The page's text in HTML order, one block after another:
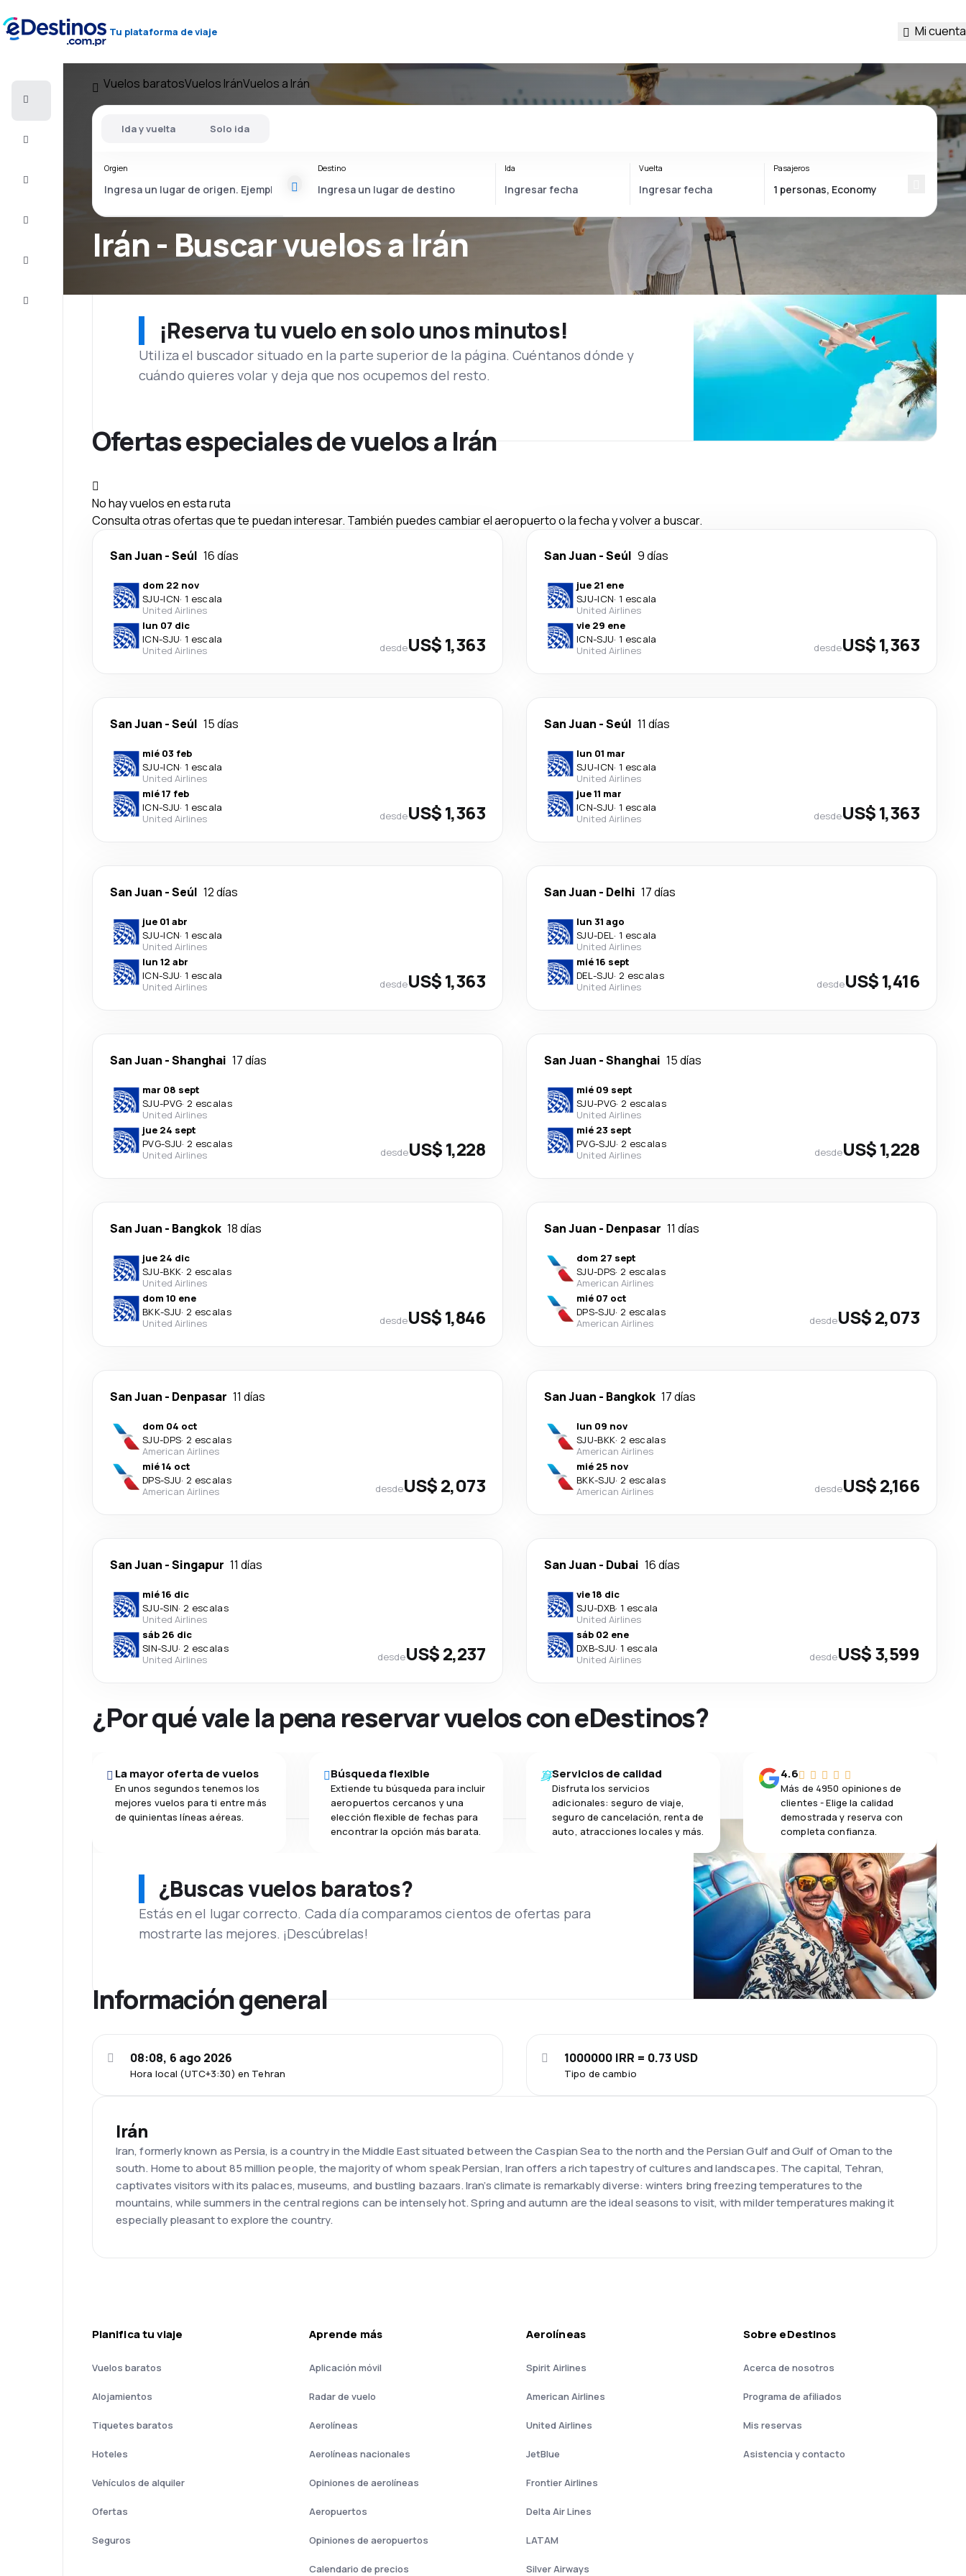
Tu plataforma de viaje Mi cuenta
Atención
Vuelos baratosVuelos IránVuelos a Irán
Irán - Buscar vuelos a Irán
Ida y vuelta Solo ida
Orgien Destino Ida Vuelta Pasajeros
¡Reserva tu vuelo en solo unos minutos!
Utiliza el buscador situado en la parte superior de la página. Cuéntanos dónde y
cuándo quieres volar y deja que nos ocupemos del resto.
Ofertas especiales de vuelos a Irán
No hay vuelos en esta ruta
Consulta otras ofertas que te puedan interesar. También puedes cambiar el aeropuerto o la fecha y volver a buscar.
San Juan -Seúl 16 días
dom 22 nov
SJU-ICN· 1 escala
United Airlines
lun 07 dic
ICN-SJU· 1 escala
United Airlines
desdeUS$ 1,363
San Juan -Seúl 9 días
jue 21 ene
SJU-ICN· 1 escala
United Airlines
vie 29 ene
ICN-SJU· 1 escala
United Airlines
desdeUS$ 1,363
San Juan -Seúl 15 días
mié 03 feb
SJU-ICN· 1 escala
United Airlines
mié 17 feb
ICN-SJU· 1 escala
United Airlines
desdeUS$ 1,363
San Juan -Seúl 11 días
lun 01 mar
SJU-ICN· 1 escala
United Airlines
jue 11 mar
ICN-SJU· 1 escala
United Airlines
desdeUS$ 1,363
San Juan -Seúl 12 días
jue 01 abr
SJU-ICN· 1 escala
United Airlines
lun 12 abr
ICN-SJU· 1 escala
United Airlines
desdeUS$ 1,363
San Juan - Delhi 17 días
lun 31 ago
SJU-DEL· 1 escala
United Airlines
mié 16 sept
DEL-SJU· 2 escalas
United Airlines
desdeUS$ 1,416
San Juan -Shanghai 17 días
mar 08 sept
SJU-PVG· 2 escalas
United Airlines
jue 24 sept
PVG-SJU· 2 escalas
United Airlines
desdeUS$ 1,228
San Juan -Shanghai 15 días
mié 09 sept
SJU-PVG· 2 escalas
United Airlines
mié 23 sept
PVG-SJU· 2 escalas
United Airlines
desdeUS$ 1,228
San Juan - Bangkok 18 días
jue 24 dic
SJU-BKK· 2 escalas
United Airlines
dom 10 ene
BKK-SJU· 2 escalas
United Airlines
desdeUS$ 1,846
San Juan - Denpasar 11 días
dom 27 sept
SJU-DPS· 2 escalas
American Airlines
mié 07 oct
DPS-SJU· 2 escalas
American Airlines
desdeUS$ 2,073
San Juan - Denpasar 11 días
dom 04 oct
SJU-DPS· 2 escalas
American Airlines
mié 14 oct
DPS-SJU· 2 escalas
American Airlines
desdeUS$ 2,073
San Juan - Bangkok 17 días
lun 09 nov
SJU-BKK· 2 escalas
American Airlines
mié 25 nov
BKK-SJU· 2 escalas
American Airlines
desdeUS$ 2,166
San Juan -Singapur 11 días
mié 16 dic
SJU-SIN· 2 escalas
United Airlines
sáb 26 dic
SIN-SJU· 2 escalas
United Airlines
desdeUS$ 2,237
San Juan - Dubai 16 días
vie 18 dic
SJU-DXB· 1 escala
United Airlines
sáb 02 ene
DXB-SJU· 1 escala
United Airlines
desdeUS$ 3,599
¿Por qué vale la pena reservar vuelos con eDestinos?
La mayor oferta de vuelos
En unos segundos tenemos los
mejores vuelos para ti entre más
de quinientas líneas aéreas.
Búsqueda flexible
Extiende tu búsqueda para incluir
aeropuertos cercanos y una
elección flexible de fechas para
encontrar la opción más barata.
Servicios de calidad
Disfruta los servicios
adicionales: seguro de viaje,
seguro de cancelación, renta de
auto, atracciones locales y más.
4.6
Más de 4950 opiniones de
clientes - Elige la calidad
demostrada y reserva con
completa confianza.
¿Buscas vuelos baratos?
Estás en el lugar correcto. Cada día comparamos cientos de ofertas para
mostrarte las mejores. ¡Descúbrelas!
Información general
Hora local (UTC+3:30) en Tehran
08:08, 6 ago 2026
Tipo de cambio
1000000 IRR = 0.73 USD
Irán
Iran, formerly known as Persia, is a country in the Middle East situated between the Caspian Sea to the north and the Persian Gulf and Gulf of Oman to the
south. Home to about 85 million people, the majority of whom speak Persian, Iran offers a rich tapestry of cultures and landscapes. The capital, Tehran,
captivates visitors with its palaces, museums, and bustling bazaars. Iran’s climate is remarkably diverse: winters bring freezing temperatures to the
mountains, while summers in the central regions can be intensely hot. Spring and autumn are the ideal seasons to visit, with milder temperatures making it
especially pleasant to explore the country.
Planifica tu viaje
Vuelos baratos
Alojamientos
Tiquetes baratos
Hoteles
Vehículos de alquiler
Ofertas
Seguros
Aprende más
Aplicación móvil
Radar de vuelo
Aerolíneas
Aerolíneas nacionales
Opiniones de aerolíneas
Aeropuertos
Opiniones de aeropuertos
Calendario de precios
Aerolíneas
Spirit Airlines
American Airlines
United Airlines
JetBlue
Frontier Airlines
Delta Air Lines
LATAM
Silver Airways
Sobre eDestinos
Acerca de nosotros
Programa de afiliados
Mis reservas
Asistencia y contacto